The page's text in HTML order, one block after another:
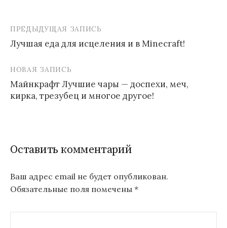
Навигация
по
записям
ПРЕДЫДУЩАЯ ЗАПИСЬ
Лучшая еда для исцеления и в Minecraft!
НОВАЯ ЗАПИСЬ
Майнкрафт Лучшие чары — доспехи, меч,
кирка, трезубец и многое другое!
Оставить комментарий
Ваш адрес email не будет опубликован.
Обязательные поля помечены *